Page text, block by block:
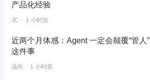
产品化经验
JC 1 小时前
近两个月体感：Agent 一定会颠覆“管人”
这件事
温尚 1 小时前